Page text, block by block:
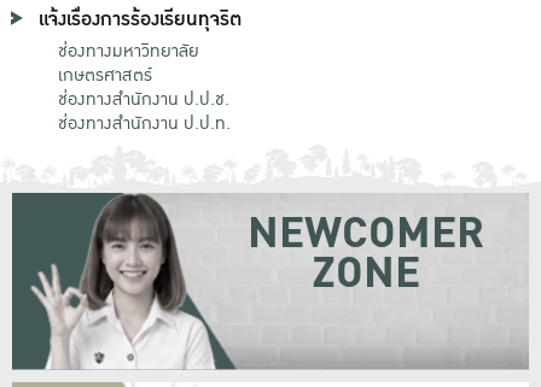
แจ้งเรื่องการร้องเรียนทุจริต
ช่องทางมหาวิทยาลัย
เกษตรศาสตร์
ช่องทางสำนักงาน ป.ป.ช.
ช่องทางสำนักงาน ป.ป.ท.
NEWCOMER
ZONE